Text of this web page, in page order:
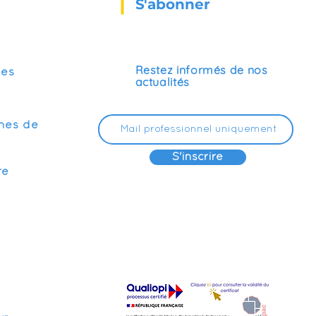
de
S'abonner
Restez informés de nos
actualités
S'inscrire